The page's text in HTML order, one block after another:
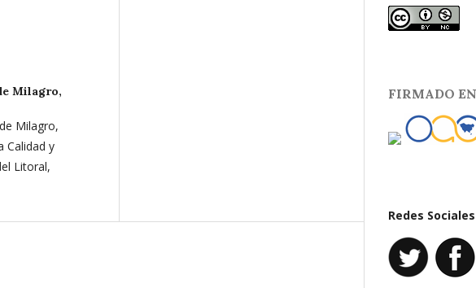
Milagro,
Milagro,
Calidad y
Litoral,
FIRMADO EN
Redes Sociales